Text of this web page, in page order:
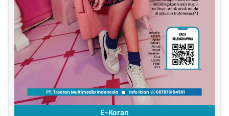
E-Koran